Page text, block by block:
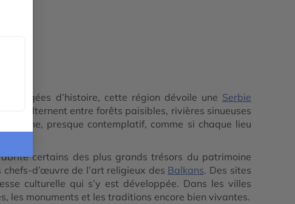
d’histoire, cette région dévoile une Serbie
alternent entre forêts paisibles, rivières sinueuses
calme, presque contemplatif, comme si chaque lieu
certains des plus grands trésors du patrimoine
d’œuvre de l’art religieux des Balkans. Des sites
culturelle qui s’y est développée. Dans les villes
les monuments et les traditions encore bien vivantes.